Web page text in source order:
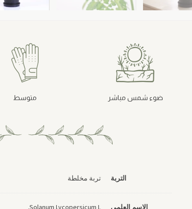
ضوء شمس مباشر متوسط
التربة تربة مخلطة
الإسم العلمي Solanum Lycopersicum L.